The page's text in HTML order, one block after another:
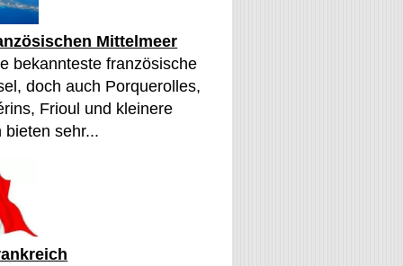
Mittelmeer
bekannteste französische
doch auch Porquerolles,
Frioul und kleinere
bieten sehr...